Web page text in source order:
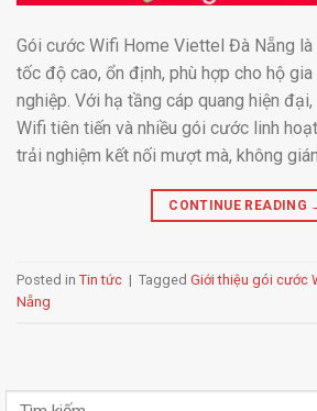
Gói cước Wifi Home Viettel Đà Nẵng
tốc độ cao, ổn định, phù hợp cho hộ
nghiệp. Với hạ tầng cáp quang hiện
Wifi tiên tiến và nhiều gói cước linh
trải nghiệm kết nối mượt mà, không
CONTINUE READING
Posted in Tin tức | Tagged Giới thiệu gói cước
Nẵng